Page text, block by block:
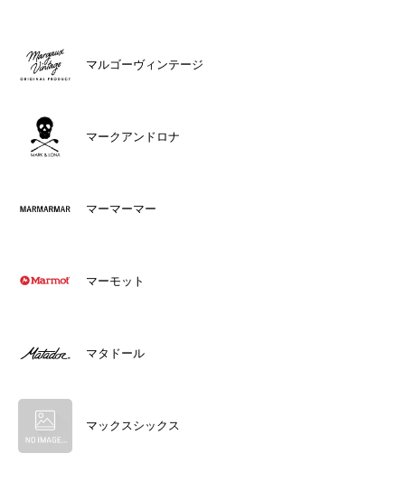
マルゴーヴィンテージ
マークアンドロナ
マーマーマー
マーモット
マタドール
マックスシックス